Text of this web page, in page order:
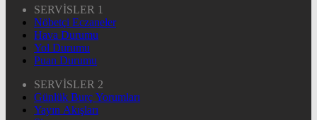
SERVİSLER 1
Nöbetçi Eczaneler
Hava Durumu
Yol Durumu
Puan Durumu
SERVİSLER 2
Günlük Burç Yorumları
Yayın Akışları